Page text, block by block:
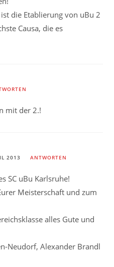
die Etablierung von uBu 2
Causa, die es
mit der 2.!
2013 ANTWORTEN
SC uBu Karlsruhe!
Meisterschaft und zum
alles Gute und
Neudorf, Alexander Brandl